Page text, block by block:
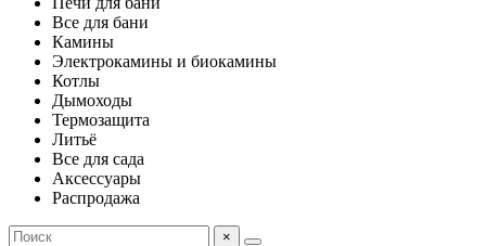
Все для бани
Камины
Электрокамины и биокамины
Котлы
Дымоходы
Термозащита
Литьё
Все для сада
Аксессуары
Распродажа
×